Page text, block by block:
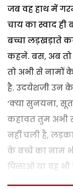
जब वह हाथ में
चाय का स्वाद
बच्चा लड़खड़ाते
कहने. बस, अब तो
तो अभी से नामों
है. उदयेशजी उन
‘क्या सुनयना,
कहावत तुम अभी से
नहीं चली है,
के बच्चे का नाम
पिलाओ या वह भी